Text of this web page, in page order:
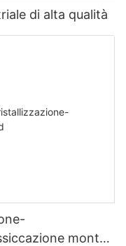
di alta qualità
montati